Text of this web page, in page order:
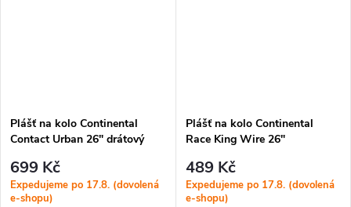
Plášť na kolo Continental
Contact Urban 26" drátový
699 Kč
Expedujeme po 17.8. (dovolená
e-shopu)
Plášť na kolo Continental
Race King Wire 26"
489 Kč
Expedujeme po 17.8. (dovolená
e-shopu)